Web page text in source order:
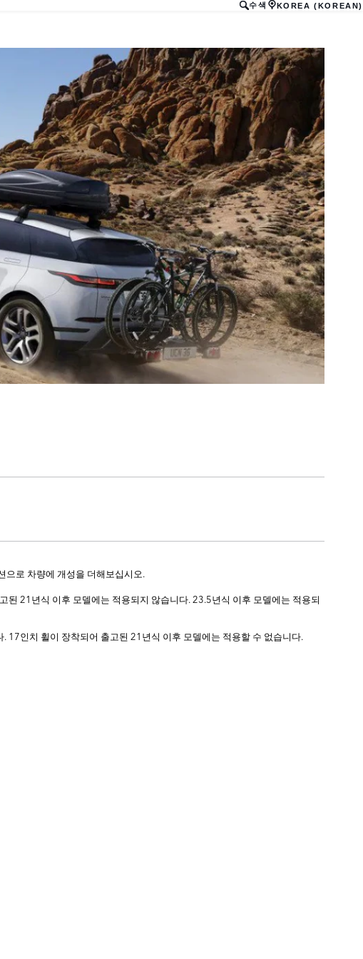
수색 KOREA (KOREAN)
으로 차량에 개성을 더해보십시오.
21년식 이후 모델에는 적용되지 않습니다. 23.5년식 이후 모델에는 적용되
17인치 휠이 장착되어 출고된 21년식 이후 모델에는 적용할 수 없습니다.